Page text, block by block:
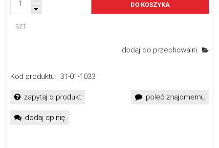
szt.
DO KOSZYKA
dodaj do przechowalni
Kod produktu: 31-01-1033
zapytaj o produkt poleć znajomemu
dodaj opinię